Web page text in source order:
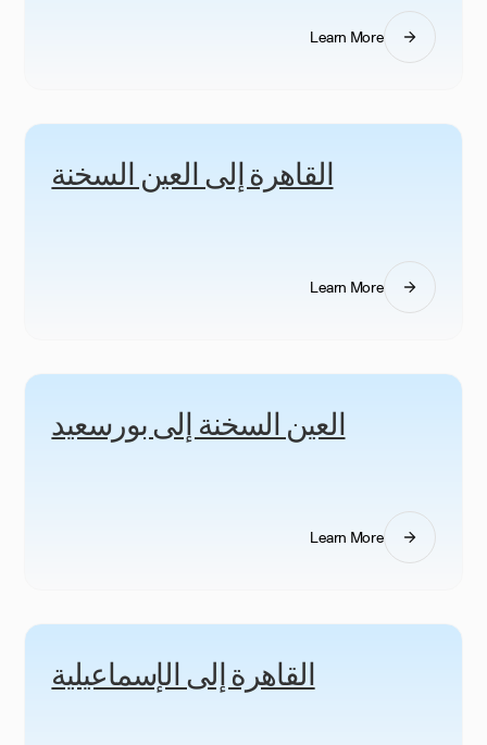
Learn More
القاهرة إلى العين السخنة
Learn More
العين السخنة إلى بورسعيد
Learn More
القاهرة إلى الإسماعيلية